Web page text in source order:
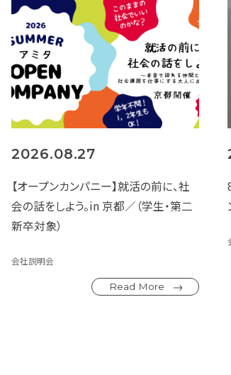
2026.08.27
【オープンカンパニー】就活の前に、社
会の話をしよう。in 京都／（学生・第二
新卒対象）
会社説明会
Read More